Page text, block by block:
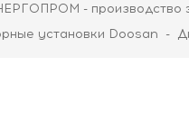
- производство
установки Doosan -